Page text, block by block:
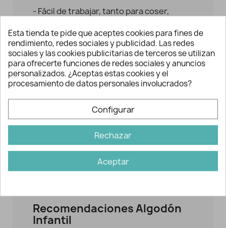
- Fácil de trabajar, tanto para coser,
- Se puede emplear para crear tus
propias aplicaciones, prendas completas
o accesorios infantiles, del hogar, etc.
- Conviene lavar el tejido previamente a
la confección en agua tibia para que el
tejido encoja o mengüe.
- Al lavar, suele perder en cierta medida
el apresto que trae de fábrica.
- Su certificado Oeko-Tex® garantiza su
Recomendaciones Algodón
Infantil
Esta tienda te pide que aceptes cookies para fines de
rendimiento, redes sociales y publicidad. Las redes
sociales y las cookies publicitarias de terceros se utilizan
para ofrecerte funciones de redes sociales y anuncios
personalizados. ¿Aceptas estas cookies y el
procesamiento de datos personales involucrados?
Configurar
Rechazar
Aceptar